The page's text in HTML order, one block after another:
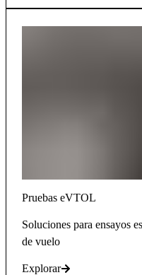
Pruebas eVTOL
Soluciones para ensayos
de vuelo
Explorar